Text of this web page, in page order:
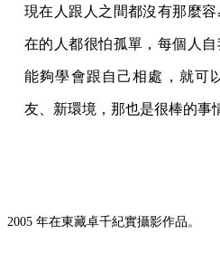
現在人跟人之間都沒有那麼
在的人都很怕孤單，每個人
能夠學會跟自己相處，就可
友、新環境，那也是很棒的事
2005 年在東藏卓千紀實攝影作品。